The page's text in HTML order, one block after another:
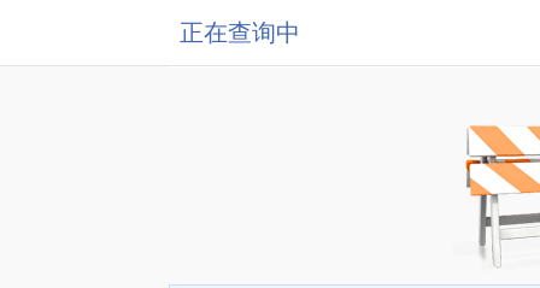
正在查询中